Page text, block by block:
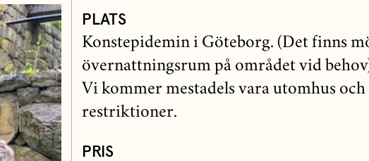
PLATS
Konstepidemin i Göteborg. (Det finns
övernattningsrum på området vid
Vi kommer mestadels vara utomhus
restriktioner.
PRIS